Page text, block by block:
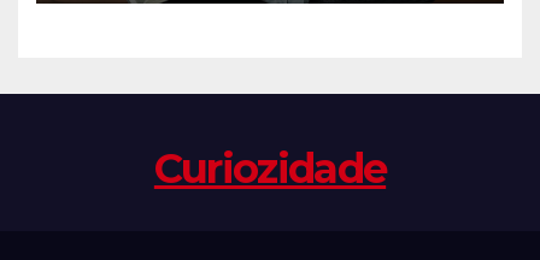
Curiozidade